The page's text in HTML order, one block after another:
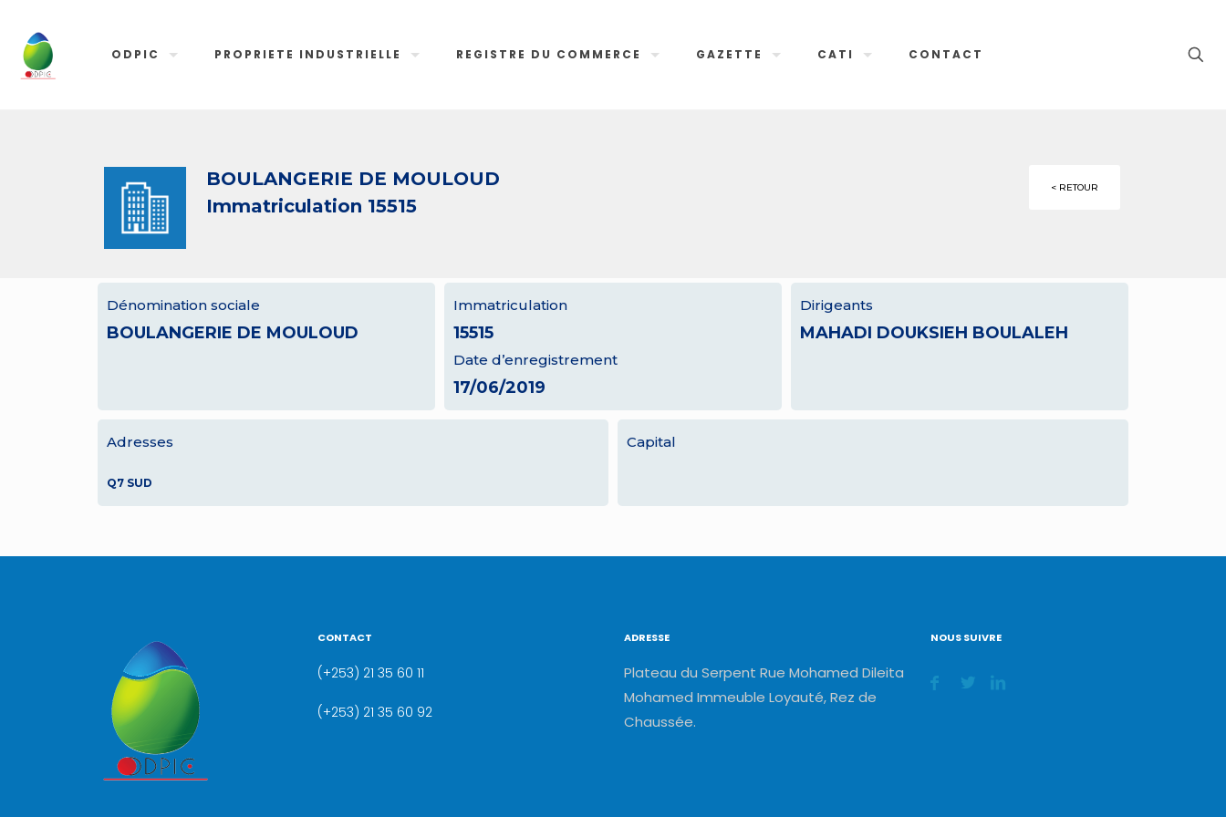
ODPIC PROPRIETE INDUSTRIELLE REGISTRE DU COMMERCE GAZETTE CATI CONTACT
BOULANGERIE DE MOULOUD
Immatriculation 15515
< RETOUR
Dénomination sociale
BOULANGERIE DE MOULOUD
Immatriculation
15515
Date d’enregistrement
17/06/2019
Dirigeants
MAHADI DOUKSIEH BOULALEH
Adresses
Q7 SUD
Capital
CONTACT
(+253) 21 35 60 11
(+253) 21 35 60 92
ADRESSE
Plateau du Serpent Rue Mohamed Dileita
Mohamed Immeuble Loyauté, Rez de
Chaussée.
NOUS SUIVRE